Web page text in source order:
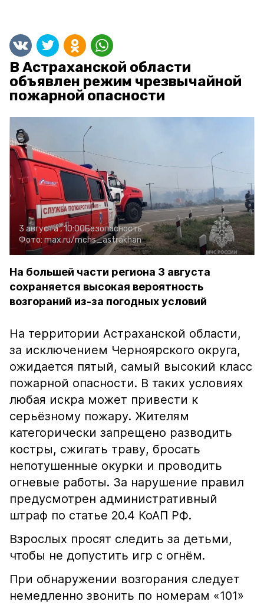
В Астраханской области
объявлен режим чрезвычайной
пожарной опасности
3 августа , 10:00Безопасность
Фото: max.ru/mchs_astrakhan
На большей части региона 3 августа
сохраняется высокая вероятность
возгораний из-за погодных условий
На территории Астраханской области,
за исключением Черноярского округа,
ожидается пятый, самый высокий класс
пожарной опасности. В таких условиях
любая искра может привести к
серьёзному пожару. Жителям
категорически запрещено разводить
костры, сжигать траву, бросать
непотушенные окурки и проводить
огневые работы. За нарушение правил
предусмотрен административный
штраф по статье 20.4 КоАП РФ.
Взрослых просят следить за детьми,
чтобы не допустить игр с огнём.
При обнаружении возгорания следует
немедленно звонить по номерам «101»